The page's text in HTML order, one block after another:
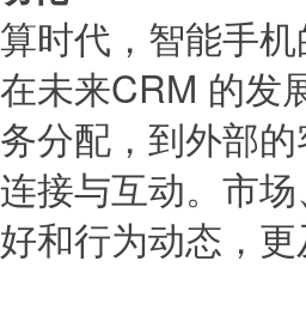
时代，智能手
未来CRM 的发
分配，到外部
接与互动。市
和行为动态，